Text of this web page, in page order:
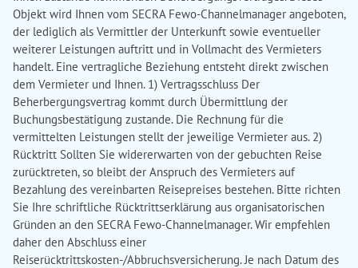
Objekt wird Ihnen vom SECRA Fewo-Channelmanager angeboten,
der lediglich als Vermittler der Unterkunft sowie eventueller
weiterer Leistungen auftritt und in Vollmacht des Vermieters
handelt. Eine vertragliche Beziehung entsteht direkt zwischen
dem Vermieter und Ihnen. 1) Vertragsschluss Der
Beherbergungsvertrag kommt durch Übermittlung der
Buchungsbestätigung zustande. Die Rechnung für die
vermittelten Leistungen stellt der jeweilige Vermieter aus. 2)
Rücktritt Sollten Sie widererwarten von der gebuchten Reise
zurücktreten, so bleibt der Anspruch des Vermieters auf
Bezahlung des vereinbarten Reisepreises bestehen. Bitte richten
Sie Ihre schriftliche Rücktrittserklärung aus organisatorischen
Gründen an den SECRA Fewo-Channelmanager. Wir empfehlen
daher den Abschluss einer
Reiserücktrittskosten-/Abbruchsversicherung. Je nach Datum des